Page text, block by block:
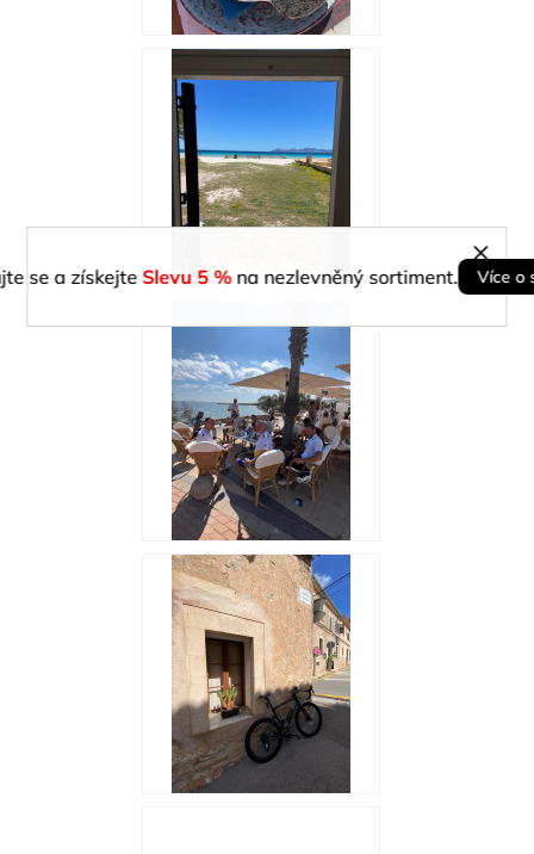
se a získejte Slevu 5 %na nezlevněný sortiment. Více o